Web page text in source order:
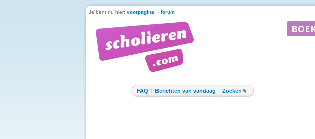
Je bent nu hier: voorpagina » forum
FAQ Berichten van vandaag Zoeken